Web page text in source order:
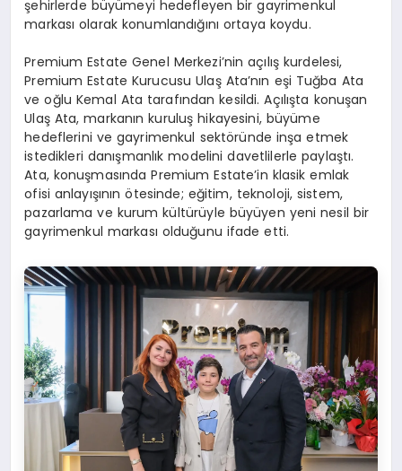
şehirlerde büyümeyi hedefleyen bir gayrimenkul
markası olarak konumlandığını ortaya koydu.
Premium Estate Genel Merkezi’nin açılış kurdelesi,
Premium Estate Kurucusu Ulaş Ata’nın eşi Tuğba Ata
ve oğlu Kemal Ata tarafından kesildi. Açılışta konuşan
Ulaş Ata, markanın kuruluş hikayesini, büyüme
hedeflerini ve gayrimenkul sektöründe inşa etmek
istedikleri danışmanlık modelini davetlilerle paylaştı.
Ata, konuşmasında Premium Estate’in klasik emlak
ofisi anlayışının ötesinde; eğitim, teknoloji, sistem,
pazarlama ve kurum kültürüyle büyüyen yeni nesil bir
gayrimenkul markası olduğunu ifade etti.